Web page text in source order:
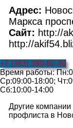
Адрес:
Маркса
Сайт: http://
http://
+7 (383) 380-60-90
Время работы:
Ср:09:00-18:00;
Сб:10:00-14:00
Другие
профлиста в